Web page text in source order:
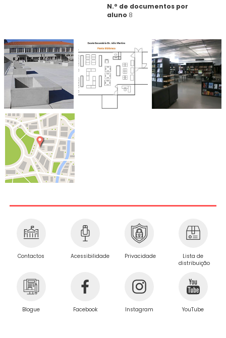
N.º de documentos por
aluno 8
Contactos Acessibilidade Privacidade
Lista de
distribuição
Blogue Facebook Instagram YouTube